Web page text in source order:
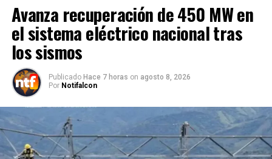
Avanza recuperación de 450 MW en
el sistema eléctrico nacional tras
los sismos
Publicado Hace 7 horas on agosto 8, 2026
Por Notifalcon